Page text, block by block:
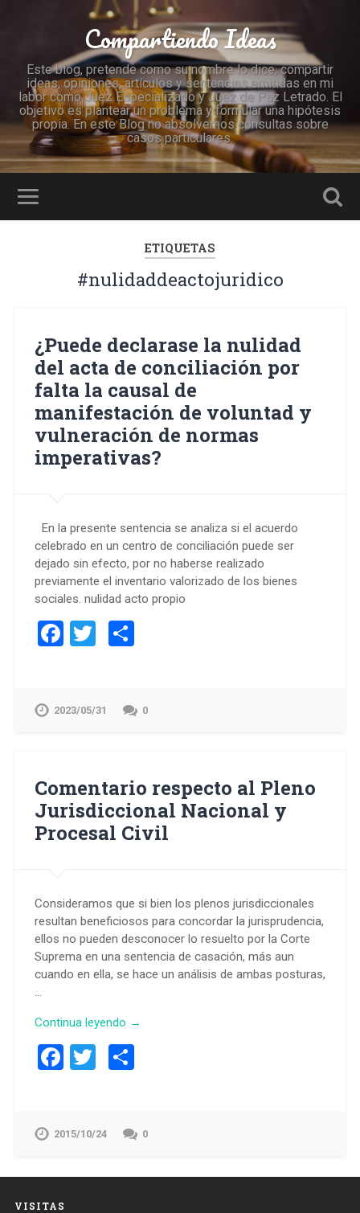
Compartiendo Ideas
Este blog, pretende como su nombre lo dice, compartir
ideas, opiniones, artículos y sentencias emitidas en mi
labor como Juez Especializado y Juez de Paz Letrado. El
objetivo es plantear un problema y formular una hipótesis
propia. En este Blog no absolvemos consultas sobre
casos particulares.
ETIQUETAS
#nulidaddeactojuridico
¿Puede declarase la nulidad
del acta de conciliación por
falta la causal de
manifestación de voluntad y
vulneración de normas
imperativas?
En la presente sentencia se analiza si el acuerdo
celebrado en un centro de conciliación puede ser
dejado sin efecto, por no haberse realizado
previamente el inventario valorizado de los bienes
sociales. nulidad acto propio
Facebook
TwitterCompartir
2023/05/31 0
Comentario respecto al Pleno
Jurisdiccional Nacional y
Procesal Civil
Consideramos que si bien los plenos jurisdiccionales
resultan beneficiosos para concordar la jurisprudencia,
ellos no pueden desconocer lo resuelto por la Corte
Suprema en una sentencia de casación, más aun
cuando en ella, se hace un análisis de ambas posturas,
…
Continua leyendo →
Facebook
Twitter
2015/10/24 0
VISITAS